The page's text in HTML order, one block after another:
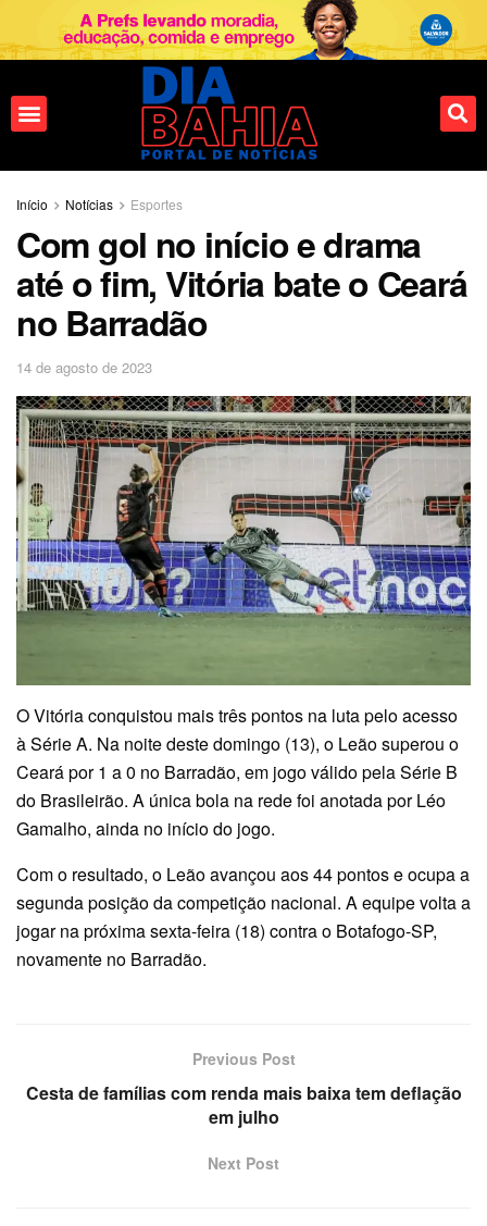
Início Notícias Esportes
Com gol no início e drama
até o fim, Vitória bate o Ceará
no Barradão
14 de agosto de 2023
O Vitória conquistou mais três pontos na luta pelo acesso
à Série A. Na noite deste domingo (13), o Leão superou o
Ceará por 1 a 0 no Barradão, em jogo válido pela Série B
do Brasileirão. A única bola na rede foi anotada por Léo
Gamalho, ainda no início do jogo.
Com o resultado, o Leão avançou aos 44 pontos e ocupa a
segunda posição da competição nacional. A equipe volta a
jogar na próxima sexta-feira (18) contra o Botafogo-SP,
novamente no Barradão.
Previous Post
Cesta de famílias com renda mais baixa tem deflação
em julho
Next Post